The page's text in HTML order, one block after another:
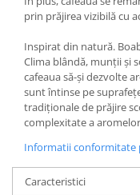
prin prăjirea vizibilă cu
Inspirat din natură.
Clima blândă, munții și
cafeaua să-și dezvolte
sunt întinse pe
tradiționale de prăjire
complexitate a
Informatii conformitate
Caracteristici